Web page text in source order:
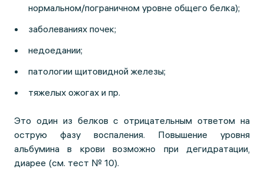
нормальном/пограничном уровне общего белка);
заболеваниях почек;
недоедании;
патологии щитовидной железы;
тяжелых ожогах и пр.
Это один из белков с отрицательным ответом на
острую фазу воспаления. Повышение уровня
альбумина в крови возможно при дегидратации,
диарее (см. тест № 10).